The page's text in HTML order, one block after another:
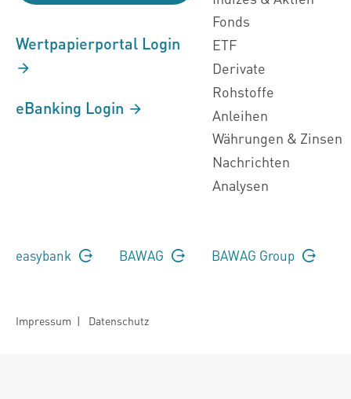
Wertpapierportal Login
eBanking Login
Fonds
ETF
Derivate
Rohstoffe
Anleihen
Währungen & Zinsen
Nachrichten
Analysen
easybank BAWAG BAWAG Group
Impressum | Datenschutz